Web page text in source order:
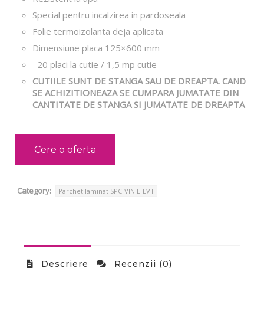
Special pentru incalzirea in pardoseala
Folie termoizolanta deja aplicata
Dimensiune placa 125×600 mm
20 placi la cutie / 1,5 mp cutie
CUTIILE SUNT DE STANGA SAU DE DREAPTA. CAND
SE ACHIZITIONEAZA SE CUMPARA JUMATATE DIN
CANTITATE DE STANGA SI JUMATATE DE DREAPTA
Cere o oferta
Category: Parchet laminat SPC-VINIL-LVT
Descriere Recenzii (0)